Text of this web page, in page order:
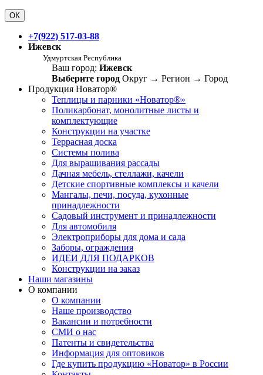
ОК
+7(922) 517-03-88
Ижевск
Удмуртская Республика
Ваш город: Ижевск
Выберите город Округ → Регион → Город
Продукция Новатор®
Теплицы и парники «Новатор®»
Поликарбонат, монолитные листы и
комплектующие
Конструкции на участке
Террасная доска
Системы полива
Для выращивания рассады
Дачная мебель, стеллажи, качели
Детские спортивные комплексы и качели
Мангалы, печи, посуда, кухонные
принадлежности
Садовый инструмент и принадлежности
Для автомобиля
Электроприборы для дома и сада
Заборы, ограждения
ИДЕИ ДЛЯ ПОДАРКОВ
Конструкции на заказ
Наши магазины
О компании
О компании
Наше производство
Вакансии и потребности
СМИ о нас
Патенты и свидетельства
Информация для оптовиков
Где купить продукцию «Новатор» в России